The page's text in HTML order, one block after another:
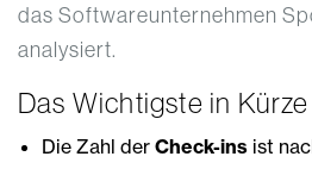
das Softwareunternehmen
analysiert.
Das Wichtigste in Kürze
Die Zahl der Check-ins ist